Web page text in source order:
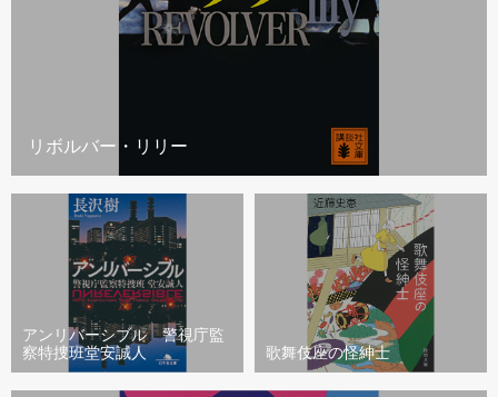
リボルバー・リリー
アンリバーシブル 警視庁監
察特捜班堂安誠人
歌舞伎座の怪紳士